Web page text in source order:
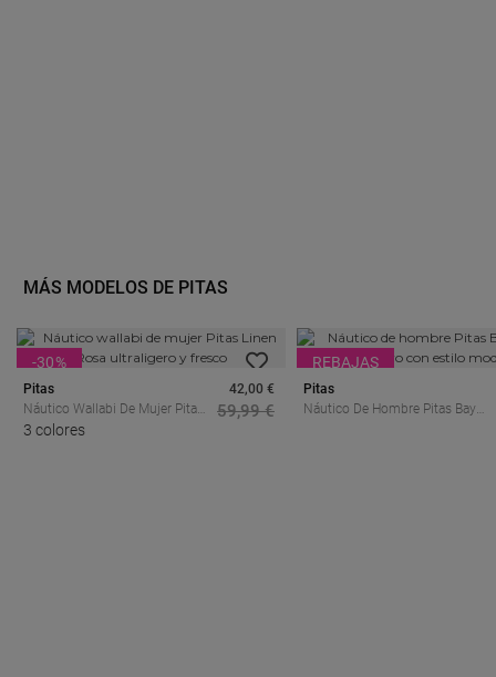
MÁS MODELOS DE PITAS
-30%
Pitas
Náutico Wallabi De Mujer Pitas
Linen Rosa Ultraligero Y Fresco
3 colores
42,00 €
59,99 €
REBAJAS
Pitas
Náutico De Hombre Pitas Bay